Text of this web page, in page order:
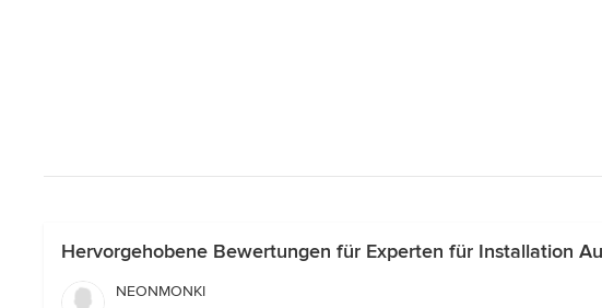
Hervorgehobene Bewertungen für Experten für Installation
NEONMONKI